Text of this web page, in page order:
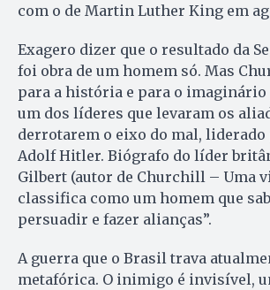
com o de Martin Luther King em
Exagero dizer que o resultado da
foi obra de um homem só. Mas
para a história e para o
um dos líderes que levaram os
derrotarem o eixo do mal,
Adolf Hitler. Biógrafo do líder
Gilbert (autor de Churchill – Uma
classifica como um homem que
persuadir e fazer alianças”.
A guerra que o Brasil trava
metafórica. O inimigo é invisível,